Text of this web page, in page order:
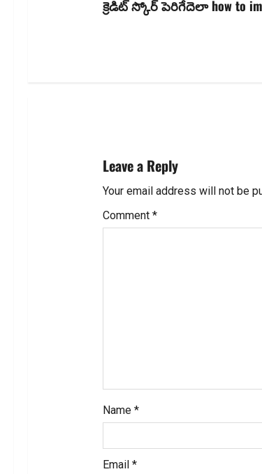
s
i
g
a
క్రెడిట్ స్కోర్ పెరిగేదెలా how to
Leave a Reply
Your email address will not be
Comment *
Name *
Email *